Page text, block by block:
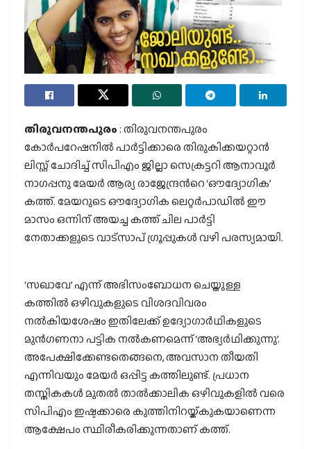
തിരുവനന്തപുരം: തിരുവനന്തപുരം
കോര്‍പറേഷനില്‍ പാര്‍ട്ടിക്കാരെ തിരുകിക്കയറ്റാന്‍
ലിസ്റ്റ് ചോദിച്ച് സിപിഎം ജില്ലാ സെക്രട്ടറി ആനാവൂര്‍
നാഗപ്പനു മേയര്‍ ആര്യ രാജേന്ദ്രന്‍റെ ‘ഔദ്യോഗിക’
കത്ത്. മേയറുടെ ഔദ്യോഗിക ലെറ്റര്‍പാഡില്‍ ഈ
മാസം ഒന്നിന് അയച്ച കത്ത് ചില പാര്‍ട്ടി
നേതാക്കളുടെ വാട്‌സാപ് ഗ്രൂപ്പുകള്‍ വഴി പരസ്യമായി.
‘സഖാവേ’ എന്ന് അഭിസംബോധന ചെയ്തുള്ള
കത്തില്‍ ഒഴിവുകളുടെ വിശദവിവരം
നല്‍കിയശേഷം ഇതിലേക്ക് ഉദ്യോഗാര്‍ഥികളുടെ
മുന്‍ഗണനാ പട്ടിക നല്‍കണമെന്ന് ‘അഭ്യര്‍ഥിക്കുന്നു’.
അപേക്ഷിക്കേണ്ടതെങ്ങനെ, അവസാന തീയതി
എന്നിവയും മേയര്‍ ഒപ്പിട്ട കത്തിലുണ്ട്. പ്രധാന
തസ്തികകള്‍ മുതല്‍ താല്‍ക്കാലിക ഒഴിവുകളില്‍ വരെ
സിപിഎം ഇഷ്ടക്കാരെ കുത്തിനിറയ്ക്കുകയാണെന്ന
ആക്ഷേപം സ്ഥിരീകരിക്കുന്നതാണ് കത്ത്.